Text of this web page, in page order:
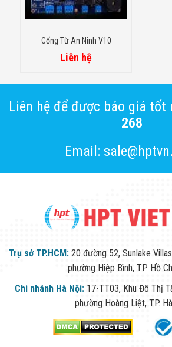
Cổng Từ An Ninh V10
Liên hệ
Liên hệ để được báo giá tốt
268
Email:
Trụ sở TP.HCM: 20 đường 52, Sunlake
phường Hiệp Bình, TP. Hồ
Chi nhánh Hà Nội: 17-TT03, Khu Đô Thị
phường Hoàng Liệt, TP.